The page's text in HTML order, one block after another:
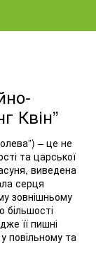
Квін”
– це не
та царської
виведена
серця
зовнішньому
більшості
її пишні
повільному та